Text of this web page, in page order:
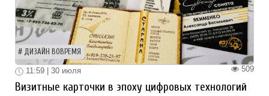
ДИЗАЙН ВОВРЕМЯ
509
11:59 | 30 июля
Визитные карточки в эпоху цифровых технологий